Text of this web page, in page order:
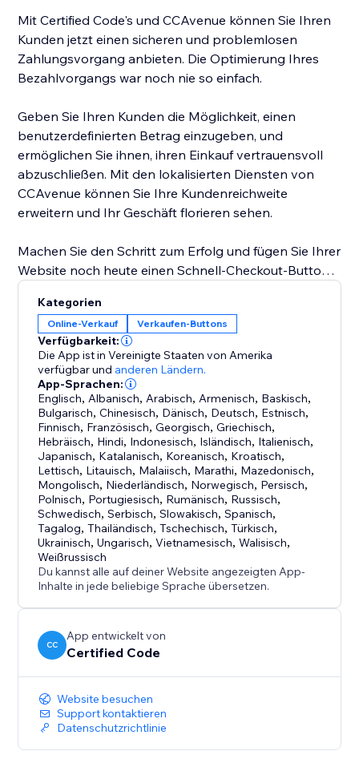
Mit Certified Code's und CCAvenue können Sie Ihren
Kunden jetzt einen sicheren und problemlosen
Zahlungsvorgang anbieten. Die Optimierung Ihres
Bezahlvorgangs war noch nie so einfach.
Geben Sie Ihren Kunden die Möglichkeit, einen
benutzerdefinierten Betrag einzugeben, und
ermöglichen Sie ihnen, ihren Einkauf vertrauensvoll
abzuschließen. Mit den lokalisierten Diensten von
CCAvenue können Sie Ihre Kundenreichweite
erweitern und Ihr Geschäft florieren sehen.
Machen Sie den Schritt zum Erfolg und fügen Sie Ihrer
Website noch heute einen Schnell-Checkout-Button
Kategorien
Online-Verkauf Verkaufen-Buttons
Verfügbarkeit:
Die App ist in Vereinigte Staaten von Amerika
verfügbarund anderen Ländern.
App-Sprachen:
Englisch, Albanisch, Arabisch, Armenisch, Baskisch,
Bulgarisch,Chinesisch, Dänisch, Deutsch, Estnisch,
Finnisch, Französisch,Georgisch,Griechisch,
Hebräisch, Hindi, Indonesisch, Isländisch, Italienisch,
Japanisch, Katalanisch, Koreanisch, Kroatisch,
Lettisch, Litauisch, Malaiisch, Marathi, Mazedonisch,
Mongolisch, Niederländisch, Norwegisch, Persisch,
Polnisch, Portugiesisch, Rumänisch, Russisch,
Schwedisch,Serbisch,Slowakisch,Spanisch,
Tagalog,Thailändisch,Tschechisch,Türkisch,
Ukrainisch,Ungarisch,Vietnamesisch,Walisisch,
Weißrussisch
Du kannst alle auf deiner Website angezeigten App-
Inhalte in jede beliebige Sprache übersetzen.
CC
App entwickelt von
Certified Code
Website besuchen
Support kontaktieren
Datenschutzrichtlinie